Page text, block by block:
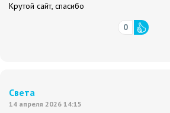
Крутой сайт, спасибо
0
Света
14 апреля 2026 14:15